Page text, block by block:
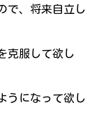
で、将来自立し
克服して欲し
うになって欲し